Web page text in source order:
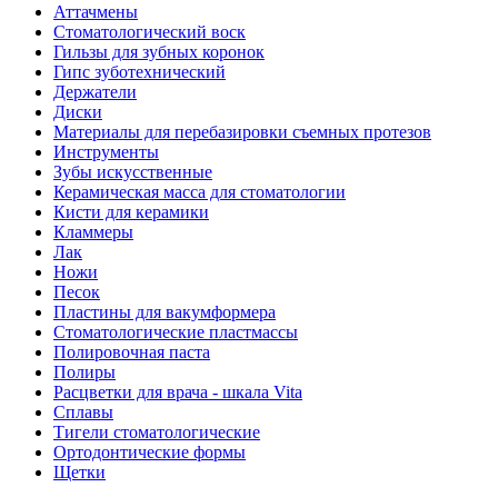
Аттачмены
Стоматологический воск
Гильзы для зубных коронок
Гипс зуботехнический
Держатели
Диски
Материалы для перебазировки съемных протезов
Инструменты
Зубы искусственные
Керамическая масса для стоматологии
Кисти для керамики
Кламмеры
Лак
Ножи
Песок
Пластины для вакумформера
Стоматологические пластмассы
Полировочная паста
Полиры
Расцветки для врача - шкала Vita
Сплавы
Тигели стоматологические
Ортодонтические формы
Щетки